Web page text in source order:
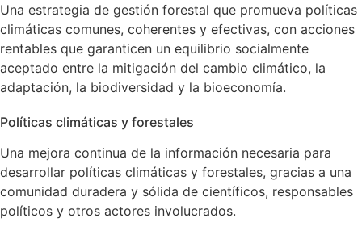
Una estrategia de gestión forestal que promueva políticas
climáticas comunes, coherentes y efectivas, con acciones
rentables que garanticen un equilibrio socialmente
aceptado entre la mitigación del cambio climático, la
adaptación, la biodiversidad y la bioeconomía.
Políticas climáticas y forestales
Una mejora continua de la información necesaria para
desarrollar políticas climáticas y forestales, gracias a una
comunidad duradera y sólida de científicos, responsables
políticos y otros actores involucrados.